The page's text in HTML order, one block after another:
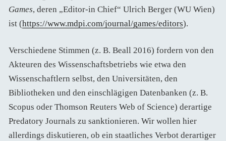
Games, deren „Editor-in Chief“ Ulrich Berger (WU Wien)
ist (https://www.mdpi.com/journal/games/editors).
Verschiedene Stimmen (z. B. Beall 2016) fordern von den
Akteuren des Wissenschaftsbetriebs wie etwa den
Wissenschaftlern selbst, den Universitäten, den
Bibliotheken und den einschlägigen Datenbanken (z. B.
Scopus oder Thomson Reuters Web of Science) derartige
Predatory Journals zu sanktionieren. Wir wollen hier
allerdings diskutieren, ob ein staatliches Verbot derartiger